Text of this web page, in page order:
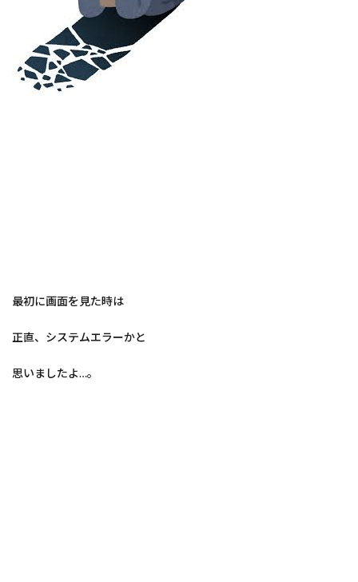
最初に画面を見た時は
正直、システムエラーかと
思いましたよ…。